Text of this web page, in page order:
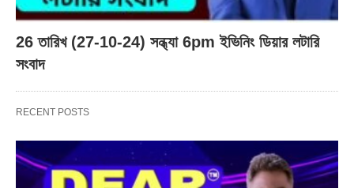
26 তারিখ (27-10-24) সন্ধ্যা 6pm ইভিনিং ডিয়ার লটারি
সংবাদ
RECENT POSTS